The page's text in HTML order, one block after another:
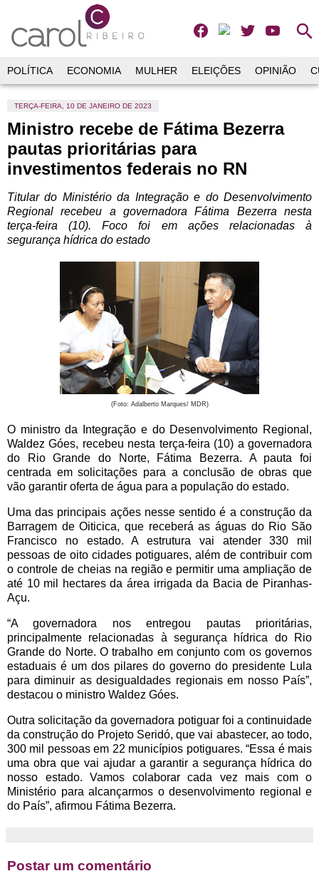
search
POLÍTICA ECONOMIA MULHER ELEIÇÕES OPINIÃO
TERÇA-FEIRA, 10 DE JANEIRO DE 2023
Ministro recebe de Fátima Bezerra
pautas prioritárias para
investimentos federais no RN
Titular do Ministério da Integração e do Desenvolvimento
Regional recebeu a governadora Fátima Bezerra nesta
terça-feira (10). Foco foi em ações relacionadas à
segurança hídrica do estado
(Foto: Adalberto Marques/ MDR)
O ministro da Integração e do Desenvolvimento Regional,
Waldez Góes, recebeu nesta terça-feira (10) a governadora
do Rio Grande do Norte, Fátima Bezerra. A pauta foi
centrada em solicitações para a conclusão de obras que
vão garantir oferta de água para a população do estado.
Uma das principais ações nesse sentido é a construção da
Barragem de Oiticica, que receberá as águas do Rio São
Francisco no estado. A estrutura vai atender 330 mil
pessoas de oito cidades potiguares, além de contribuir com
o controle de cheias na região e permitir uma ampliação de
até 10 mil hectares da área irrigada da Bacia de Piranhas-
Açu.
“A governadora nos entregou pautas prioritárias,
principalmente relacionadas à segurança hídrica do Rio
Grande do Norte. O trabalho em conjunto com os governos
estaduais é um dos pilares do governo do presidente Lula
para diminuir as desigualdades regionais em nosso País”,
destacou o ministro Waldez Góes.
Outra solicitação da governadora potiguar foi a continuidade
da construção do Projeto Seridó, que vai abastecer, ao todo,
300 mil pessoas em 22 municípios potiguares. “Essa é mais
uma obra que vai ajudar a garantir a segurança hídrica do
nosso estado. Vamos colaborar cada vez mais com o
Ministério para alcançarmos o desenvolvimento regional e
do País”, afirmou Fátima Bezerra.
Postar um comentário